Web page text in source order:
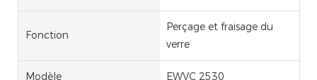
Fonction
Perçage et fraisage du
verre
Modèle EWVC 2530